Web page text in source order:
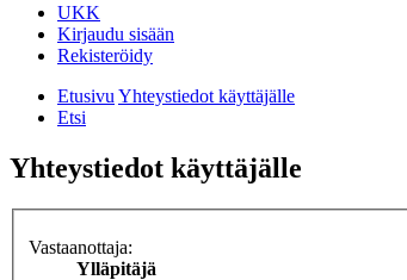
UKK
Kirjaudu sisään
Rekisteröidy
EtusivuYhteystiedot käyttäjälle
Etsi
Yhteystiedot käyttäjälle
Vastaanottaja:
Ylläpitäjä